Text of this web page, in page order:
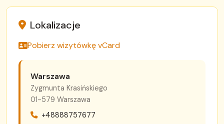
Lokalizacje
Pobierz wizytówkę vCard
Warszawa
Zygmunta Krasińskiego
01-579 Warszawa
+48888757677